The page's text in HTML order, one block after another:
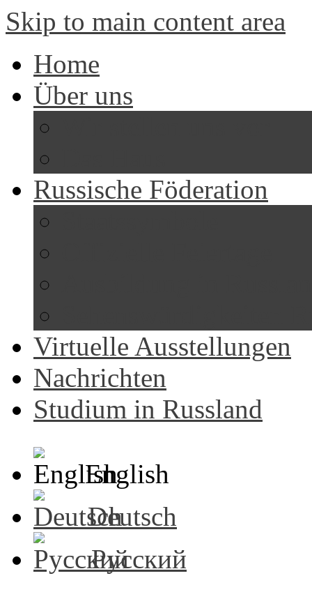
Skip to main content area
Home
Über uns
Russische Föderation
Virtuelle Ausstellungen
Nachrichten
Studium in Russland
English
Deutsch
Русский